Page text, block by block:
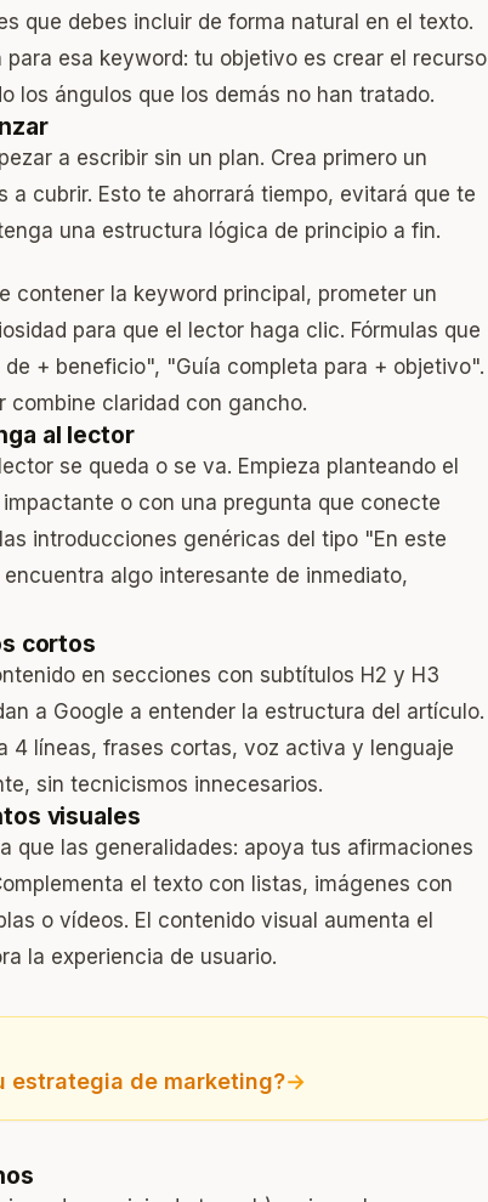
que debes incluir de forma natural en el texto.
esa keyword: tu objetivo es crear el recurso
los ángulos que los demás no han tratado.
a escribir sin un plan. Crea primero un
cubrir. Esto te ahorrará tiempo, evitará que te
una estructura lógica de principio a fin.
contener la keyword principal, prometer un
para que el lector haga clic. Fórmulas que
+ beneficio", "Guía completa para + objetivo".
combine claridad con gancho.
al lector
se queda o se va. Empieza planteando el
o con una pregunta que conecte
introducciones genéricas del tipo "En este
algo interesante de inmediato,
cortos
en secciones con subtítulos H2 y H3
a Google a entender la estructura del artículo.
4 líneas, frases cortas, voz activa y lenguaje
sin tecnicismos innecesarios.
visuales
que las generalidades: apoya tus afirmaciones
el texto con listas, imágenes con
o vídeos. El contenido visual aumenta el
la experiencia de usuario.
estrategia de marketing?→